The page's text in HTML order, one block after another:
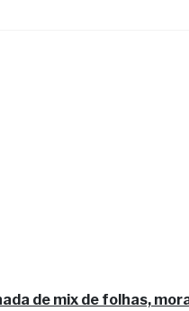
de mix de folhas,